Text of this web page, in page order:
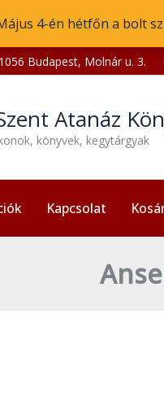
4-én hétfőn a bolt
1056 Budapest, Molnár u. 3.
Atanáz
könyvek, kegytárgyak
Kapcsolat